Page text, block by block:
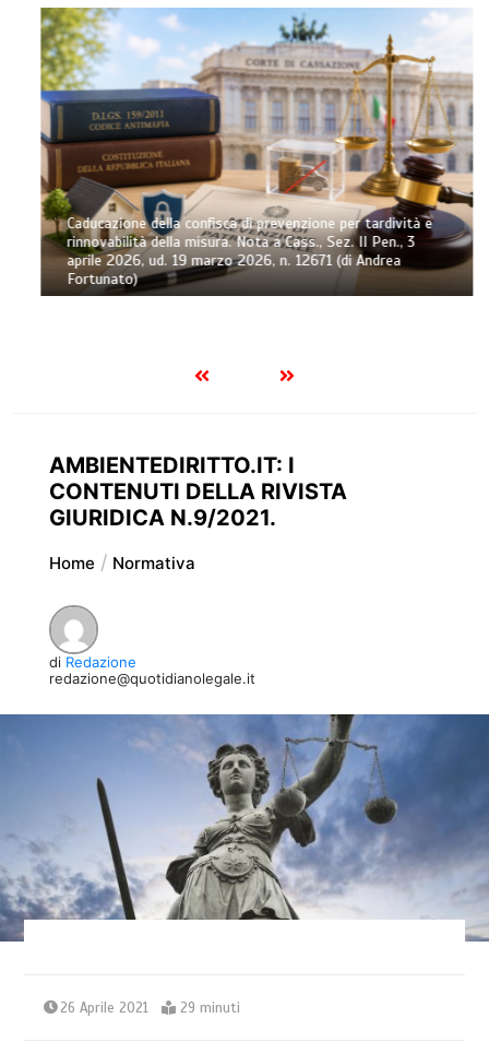
Caducazione della confisca di prevenzione per tardività e
rinnovabilità della misura. Nota a Cass., Sez. II Pen., 3
aprile 2026, ud. 19 marzo 2026, n. 12671 (di Andrea
Fortunato)
AMBIENTEDIRITTO.IT: I
CONTENUTI DELLA RIVISTA
GIURIDICA N.9/2021.
Home Normativa
di Redazione
redazione@quotidianolegale.it
26 Aprile 2021 29 minuti